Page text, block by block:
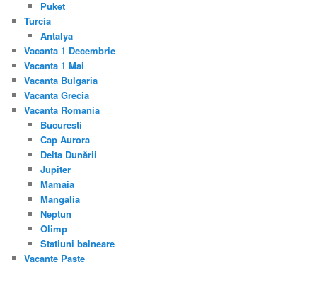
Puket
Turcia
Antalya
Vacanta 1 Decembrie
Vacanta 1 Mai
Vacanta Bulgaria
Vacanta Grecia
Vacanta Romania
Bucuresti
Cap Aurora
Delta Dunării
Jupiter
Mamaia
Mangalia
Neptun
Olimp
Statiuni balneare
Vacante Paste